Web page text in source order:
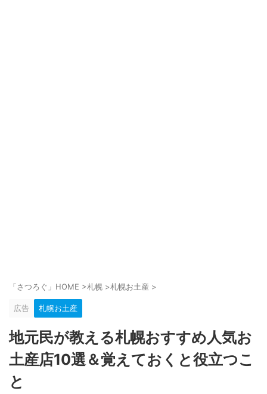
「さつろぐ」HOME >札幌 >札幌お土産 >
広告 札幌お土産
地元民が教える札幌おすすめ人気お
土産店10選＆覚えておくと役立つこ
と